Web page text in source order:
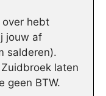
over hebt
jouw af
salderen).
laten
geen BTW.